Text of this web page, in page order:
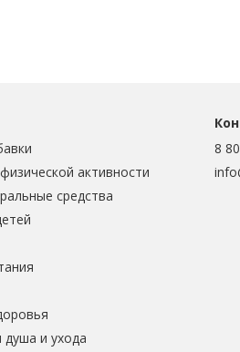
активности
средства
душа и ухода
8